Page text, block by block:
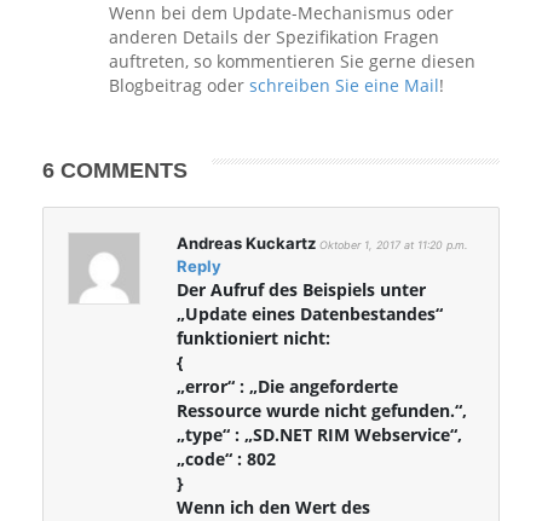
Wenn bei dem Update-Mechanismus oder
anderen Details der Spezifikation Fragen
auftreten, so kommentieren Sie gerne diesen
Blogbeitrag oder schreiben Sie eine Mail!
6 COMMENTS
Andreas Kuckartz Oktober 1, 2017 at 11:20 p.m.
Reply
Der Aufruf des Beispiels unter
„Update eines Datenbestandes“
funktioniert nicht:
{
„error“ : „Die angeforderte
Ressource wurde nicht gefunden.“,
„type“ : „SD.NET RIM Webservice“,
„code“ : 802
}
Wenn ich den Wert des